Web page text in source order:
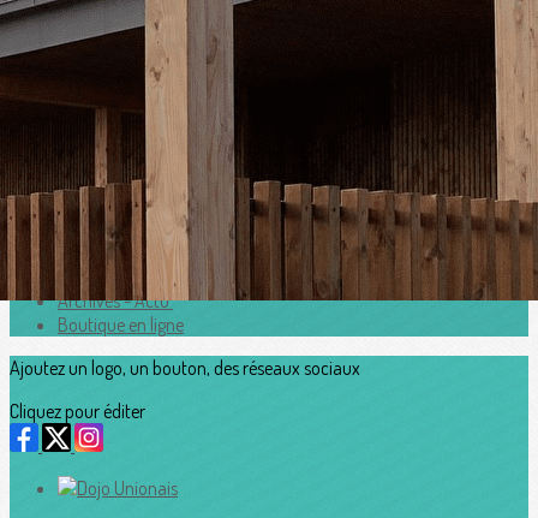
Exporter les lignes sélectionnées
Exporter toutes les colonnes
Exporter uniquement les colonnes affichées
>
Horaires
Adhesion2026_2027
Accès au Dojo
Contacts
Archives - Actu'
Boutique en ligne
Ajoutez un logo, un bouton, des réseaux sociaux
Cliquez pour éditer